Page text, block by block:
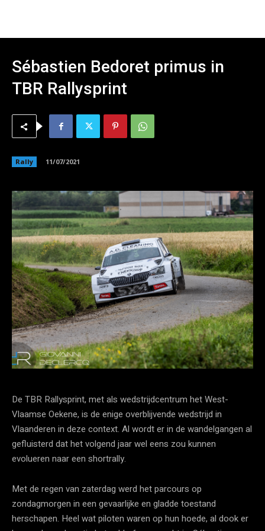
Sébastien Bedoret primus in
TBR Rallysprint
Rally 11/07/2021
De TBR Rallysprint, met als wedstrijdcentrum het West-
Vlaamse Oekene, is de enige overblijvende wedstrijd in
Vlaanderen in deze context. Al wordt er in de wandelgangen al
gefluisterd dat het volgend jaar wel eens zou kunnen
evolueren naar een shortrally.
Met de regen van zaterdag werd het parcours op
zondagmorgen in een gevaarlijke en gladde toestand
herschapen. Heel wat piloten waren op hun hoede, al dook er